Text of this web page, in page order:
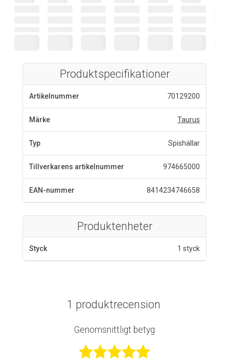
Produktspecifikationer
Artikelnummer 70129200
Märke Taurus
Typ Spishällar
Tillverkarens artikelnummer 974665000
EAN-nummer 8414234746658
Produktenheter
Styck 1 styck
1 produktrecension
Genomsnittligt betyg
Betygsatt 5 av